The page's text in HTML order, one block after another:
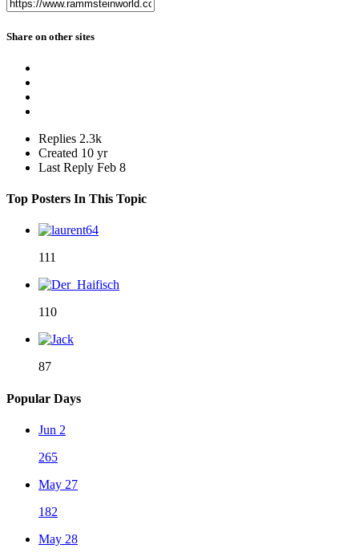
Share on other sites
Replies 2.3k
Created 10 yr
Last Reply Feb 8
Top Posters In This Topic
111
110
87
Popular Days
Jun 2
265
May 27
182
May 28